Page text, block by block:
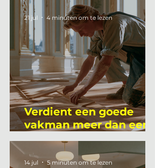
Verdient een goede
vakman meer dan een
gemiddelde
academicus?
21 jul 4 minuten om te lezen
14 jul 5 minuten om te lezen